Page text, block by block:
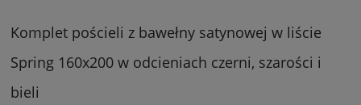
Komplet pościeli z bawełny satynowej w liście
Spring 160x200 w odcieniach czerni, szarości i
bieli